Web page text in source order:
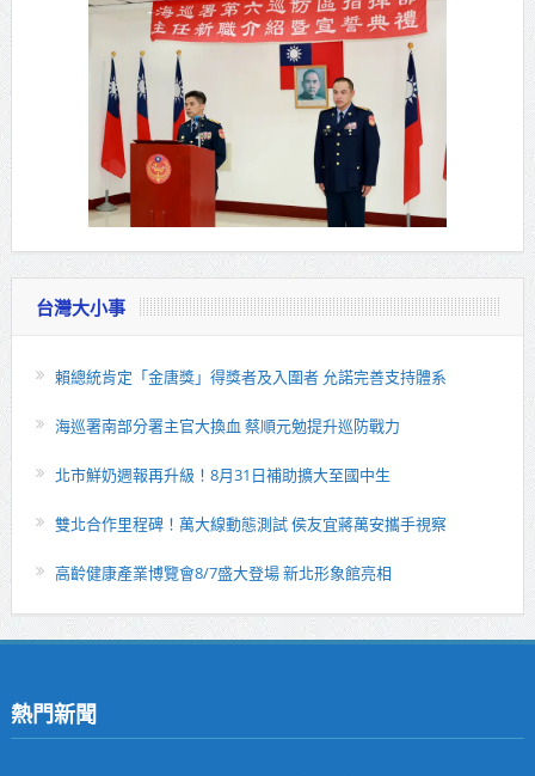
台灣大小事
賴總統肯定「金唐獎」得獎者及入圍者 允諾完善支持體系
海巡署南部分署主官大換血 蔡順元勉提升巡防戰力
北市鮮奶週報再升級！8月31日補助擴大至國中生
雙北合作里程碑！萬大線動態測試 侯友宜蔣萬安攜手視察
高齡健康產業博覽會8/7盛大登場 新北形象館亮相
熱門新聞